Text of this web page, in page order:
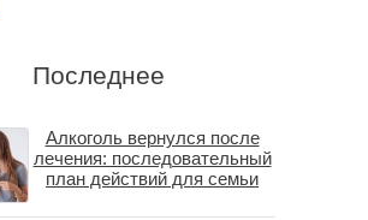
Последнее
Алкоголь вернулся после
лечения: последовательный
план действий для семьи